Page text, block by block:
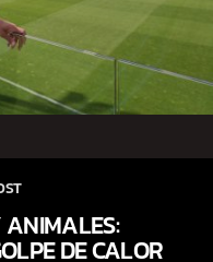
DE CALOR